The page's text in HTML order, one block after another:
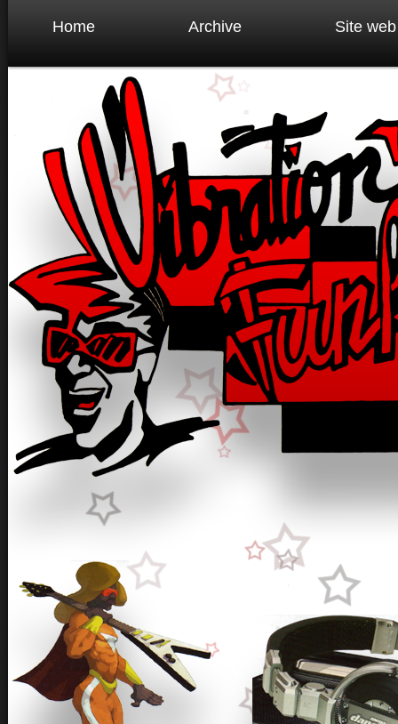
Home Archive Site web